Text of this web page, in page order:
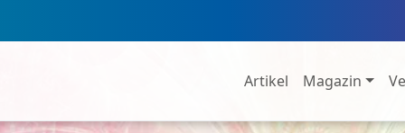
Artikel Magazin